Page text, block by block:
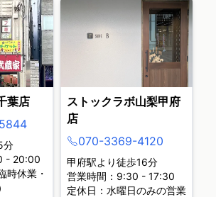
葉店
分
- 20:00
時休業・
ストックラボ山梨甲府
店
070-3369-4120
甲府駅より徒歩16分
営業時間：9:30 - 17:30
定休日：水曜日のみの営業